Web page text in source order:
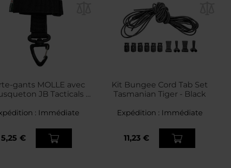
gants MOLLE avec
JB Tacticals -
: Immédiate
5,25 €
Kit Bungee Cord Tab Set
Tasmanian Tiger - Black
Expédition : Immédiate
11,23 €